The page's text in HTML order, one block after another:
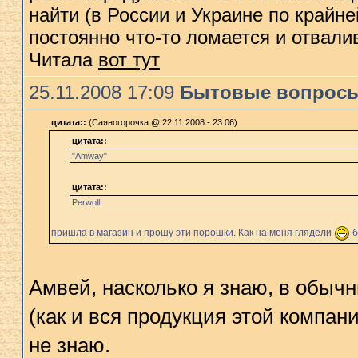
найти (в России и Украине по
постоянно что-то ломается и
Читала вот тут
25.11.2008 17:09 Бытовые
цитата:: (Саяногорочка @ 22.11.2008 - 23:06)
цитата::
"Amway"
цитата::
Perwoll.
пришла в магазин и прошу эти порошки. Как на меня глядели
Амвей, насколько я знаю, в
(как и вся продукция этой
не знаю.